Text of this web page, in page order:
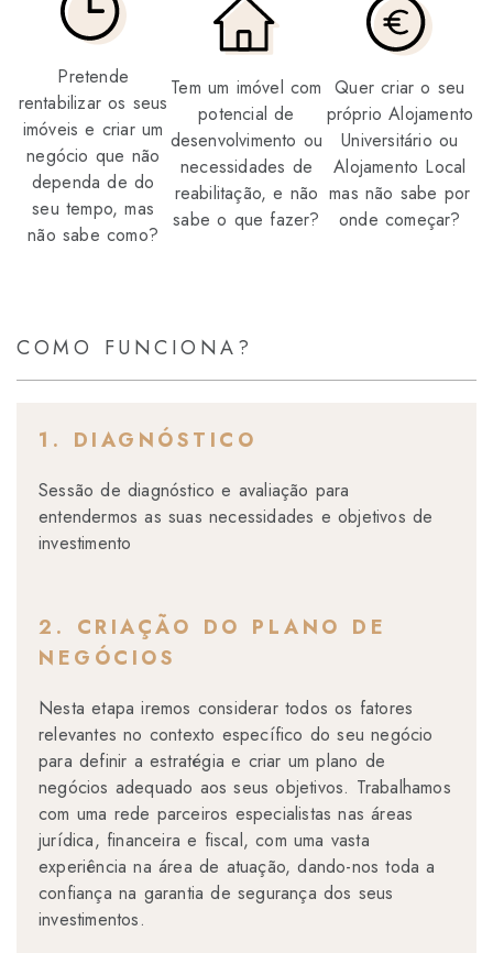
Pretende
rentabilizar os seus
imóveis e criar um
negócio que não
dependa de do
seu tempo, mas
não sabe como?
Tem um imóvel com
potencial de
desenvolvimento ou
necessidades de
reabilitação, e não
sabe o que fazer?
Quer criar o seu
próprio Alojamento
Universitário ou
Alojamento Local
mas não sabe por
onde começar?
COMO FUNCIONA?
1. DIAGNÓSTICO
Sessão de diagnóstico e avaliação para
entendermos as suas necessidades e objetivos de
investimento
2. CRIAÇÃO DO PLANO DE
NEGÓCIOS
Nesta etapa iremos considerar todos os fatores
relevantes no contexto específico do seu negócio
para definir a estratégia e criar um plano de
negócios adequado aos seus objetivos. Trabalhamos
com uma rede parceiros especialistas nas áreas
jurídica, financeira e fiscal, com uma vasta
experiência na área de atuação, dando-nos toda a
confiança na garantia de segurança dos seus
investimentos.